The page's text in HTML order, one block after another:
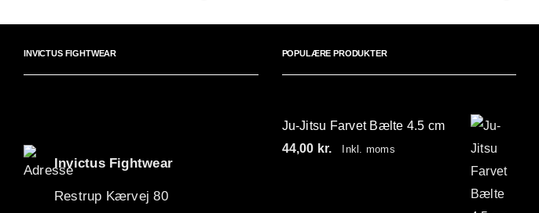
Stilart / Kampsport
Brodering / Tryk
INVICTUS FIGHTWEAR
Invictus Fightwear
Restrup Kærvej 80
POPULÆRE PRODUKTER
Ju-Jitsu Farvet Bælte 4.5 cm
44,00 kr. Inkl. moms